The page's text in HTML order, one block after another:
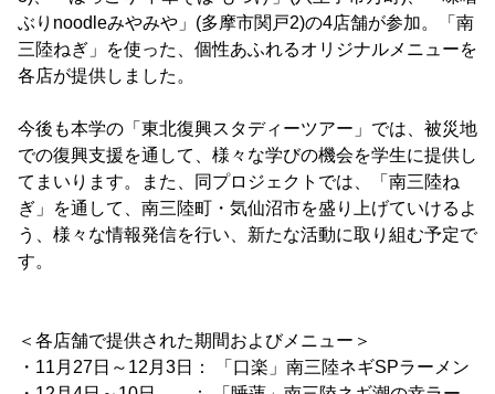
ぶりnoodleみやみや」(多摩市関戸2)の4店舗が参加。「南
三陸ねぎ」を使った、個性あふれるオリジナルメニューを
各店が提供しました。
今後も本学の「東北復興スタディーツアー」では、被災地
での復興支援を通して、様々な学びの機会を学生に提供し
てまいります。また、同プロジェクトでは、「南三陸ね
ぎ」を通して、南三陸町・気仙沼市を盛り上げていけるよ
う、様々な情報発信を行い、新たな活動に取り組む予定で
す。
＜各店舗で提供された期間およびメニュー＞
・11月27日～12月3日： 「口楽」南三陸ネギSPラーメン